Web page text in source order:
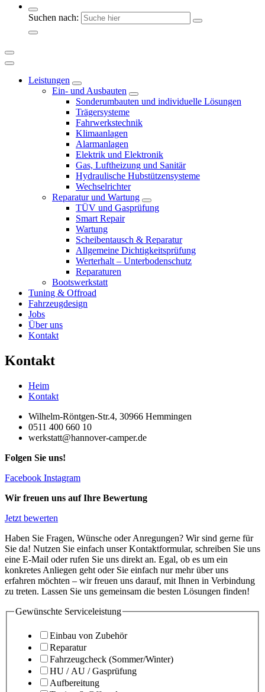
Werkstattservice für Ihr Reisemobil & Wohnwagen
Suchen nach:
Leistungen
Ein- und Ausbauten
Sonderumbauten und individuelle Lösungen
Trägersysteme
Fahrwerkstechnik
Klimaanlagen
Alarmanlagen
Elektrik und Elektronik
Gas, Luftheizung und Sanitär
Hydraulische Hubstützensysteme
Wechselrichter
Reparatur und Wartung
TÜV und Gasprüfung
Smart Repair
Wartung
Scheibentausch & Reparatur
Allgemeine Dichtigkeitsprüfung
Werterhalt – Unterbodenschutz
Reparaturen
Bootswerkstatt
Tuning & Offroad
Fahrzeugdesign
Jobs
Über uns
Kontakt
Kontakt
Heim
Kontakt
Wilhelm-Röntgen-Str.4, 30966 Hemmingen
0511 400 660 10
werkstatt@hannover-camper.de
Folgen Sie uns!
Facebook Instagram
Wir freuen uns auf Ihre Bewertung
Jetzt bewerten
Haben Sie Fragen, Wünsche oder Anregungen? Wir sind gerne für
Sie da! Nutzen Sie einfach unser Kontaktformular, schreiben Sie uns
eine E-Mail oder rufen Sie uns direkt an. Egal, ob es um ein
konkretes Anliegen geht oder Sie einfach nur mehr über uns
erfahren möchten – wir freuen uns darauf, mit Ihnen in Verbindung
zu treten. Lassen Sie uns gemeinsam die besten Lösungen finden!
Gewünschte Serviceleistung
Einbau von Zubehör
Reparatur
Fahrzeugcheck (Sommer/Winter)
HU / AU / Gasprüfung
Aufbereitung